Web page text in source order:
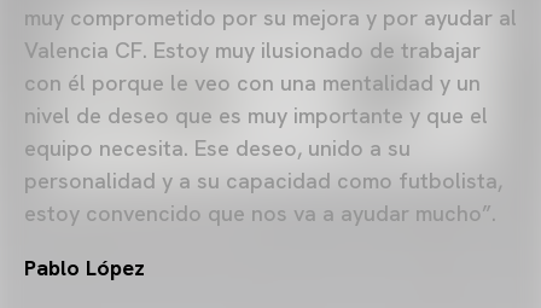
muy comprometido por su mejora y por ayudar al
Valencia CF. Estoy muy ilusionado de trabajar
con él porque le veo con una mentalidad y un
nivel de deseo que es muy importante y que el
equipo necesita. Ese deseo, unido a su
personalidad y a su capacidad como futbolista,
estoy convencido que nos va a ayudar mucho”.
Pablo López